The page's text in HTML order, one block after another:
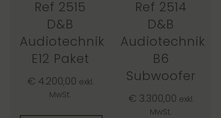
Ref 2515
D&B
Audiotechnik
E12 Paket
€ 4.200,00 exkl.
MwSt.
Ref 2514
D&B
Audiotechnik
B6
Subwoofer
€ 3.300,00 exkl.
MwSt.